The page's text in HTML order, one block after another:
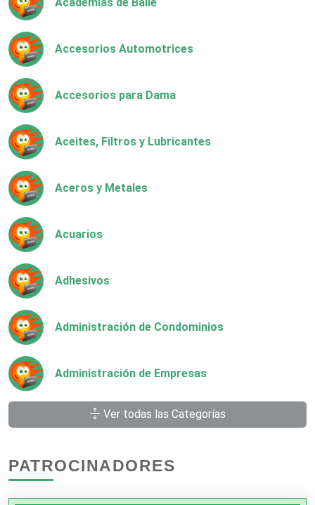
Accesorios Automotrices
Accesorios para Dama
Aceites, Filtros y Lubricantes
Aceros y Metales
Acuarios
Adhesivos
Administración de Condominios
Administración de Empresas
Agencias Aduanales
Agencias de Autos
Ver todas las Categorías
PATROCINADORES